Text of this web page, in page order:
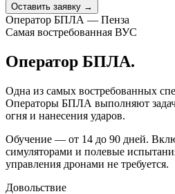
Оставить заявку →
Оператор БПЛА — Пенза
Самая востребованная ВУС
Оператор БПЛА.
Одна из самых востребованных
Операторы БПЛА выполняют
огня и нанесения ударов.
Обучение — от 14 до 90 дней.
симуляторами и полевые
управления дронами не требуется.
Довольствие